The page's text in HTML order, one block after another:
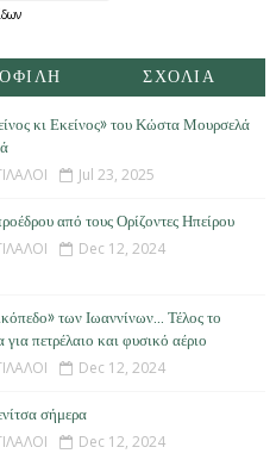
ΣΧΟΛΙΑ
κι Εκείνος» του Κώστα Μουρσελά
Jul 23, 2025
από τους Ορίζοντες Ηπείρου
Dec 12, 2024
των Ιωαννίνων… Τέλος το
πετρέλαιο και φυσικό αέριο
Dec 12, 2024
σήμερα
Dec 12, 2024